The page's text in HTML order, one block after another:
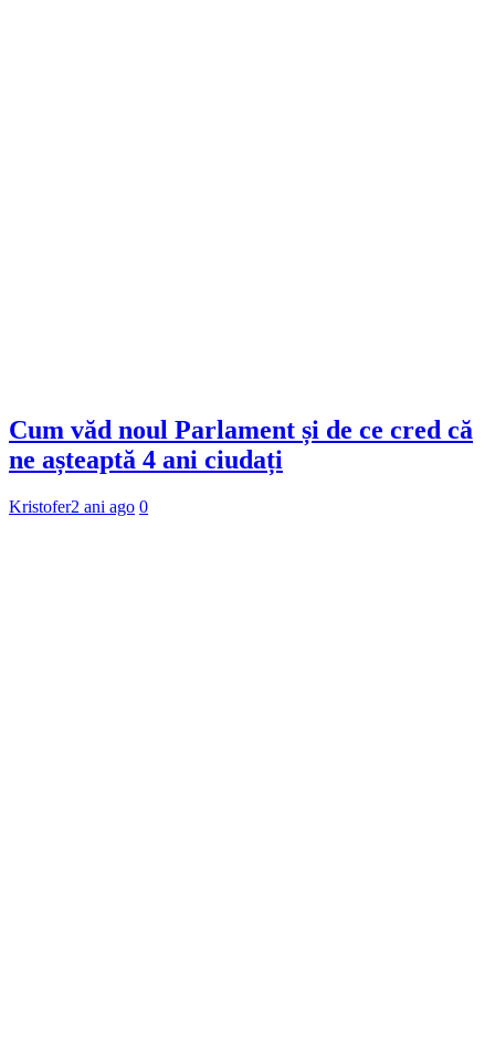
Cum văd noul Parlament și de ce cred că
ne așteaptă 4 ani ciudați
Kristofer2 ani ago 0